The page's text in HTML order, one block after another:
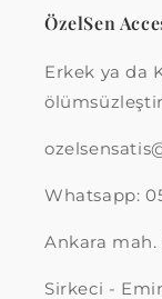
ÖzelSen
Erkek ya da
Whatsapp:
Ankara mah.
Sirkeci -